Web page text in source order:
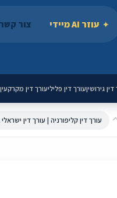
עוזר AI מיידי צור קשר
גירושיןעורך דין פליליעורך דין מקרקעין
עורך דין קליפורניה | עורך דין